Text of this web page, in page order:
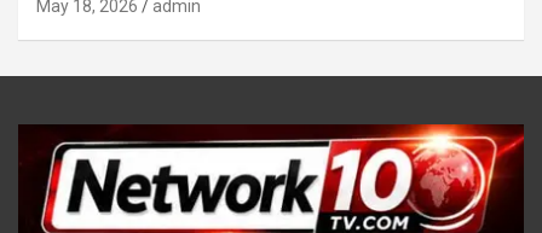
May 18, 2026 admin